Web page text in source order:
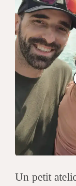
Un petit